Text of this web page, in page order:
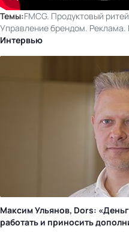
Темы:FMCG. Продуктовый
Управление брендом. Реклама.
Интервью
Максим Ульянов, Dors:
работать и приносить